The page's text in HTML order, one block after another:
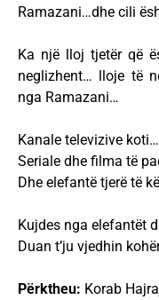
Ramazani…dhe cili
Ka një lloj tjetër që
neglizhent… lloje të
nga Ramazani…
Kanale televizive koti…
Seriale dhe filma të
Dhe elefantë tjerë të
Kujdes nga elefantët
Duan t’ju vjedhin
Përktheu: Korab